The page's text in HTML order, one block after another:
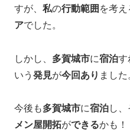
すが、 私の行動範囲を考
アでした。
しかし、 多賀城市に宿泊す
いう発見が今回あり ました。
今後も多賀城市に宿泊し
メン屋開拓ができるかも！